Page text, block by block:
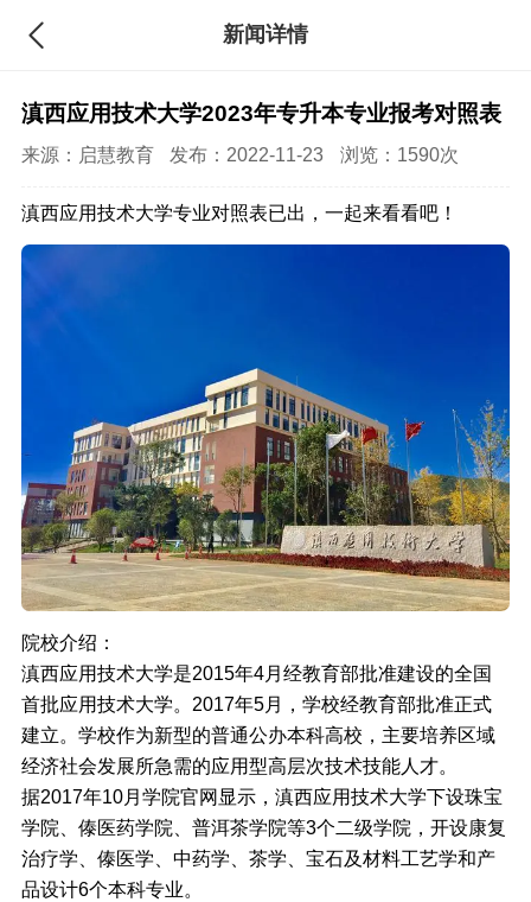
新闻详情
滇西应用技术大学2023年专升本专业报考对照表
来源： 启慧教育 发布：2022-11-23 浏览：1590次
滇西应用技术大学专业对照表已出，一起来看看吧！
院校介绍：
滇西应用技术大学是2015年4月经教育部批准建设的全国
首批应用技术大学。2017年5月，学校经教育部批准正式
建立。学校作为新型的普通公办本科高校，主要培养区域
经济社会发展所急需的应用型高层次技术技能人才。
据2017年10月学院官网显示，滇西应用技术大学下设珠宝
学院、傣医药学院、普洱茶学院等3个二级学院，开设康复
治疗学、傣医学、中药学、茶学、宝石及材料工艺学和产
品设计6个本科专业。